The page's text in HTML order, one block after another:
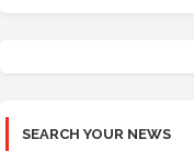
SEARCH YOUR NEWS